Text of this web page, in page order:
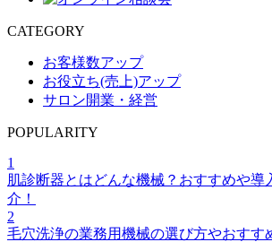
CATEGORY
お客様数アップ
お役立ち(売上)アップ
サロン開業・経営
POPULARITY
1
肌診断器とはどんな機械？おすすめや導
介！
2
毛穴洗浄の業務用機械の選び方やおすす